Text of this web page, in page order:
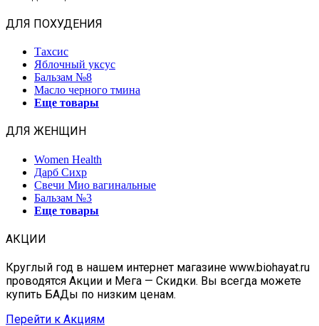
ДЛЯ ПОХУДЕНИЯ
Тахсис
Яблочный уксус
Бальзам №8
Масло черного тмина
Еще товары
ДЛЯ ЖЕНЩИН
Women Health
Дарб Сихр
Свечи Мио вагинальные
Бальзам №3
Еще товары
АКЦИИ
Круглый год в нашем интернет магазине www.biohayat.ru
проводятся Акции и Мега — Скидки. Вы всегда можете
купить БАДы по низким ценам.
Перейти к Акциям